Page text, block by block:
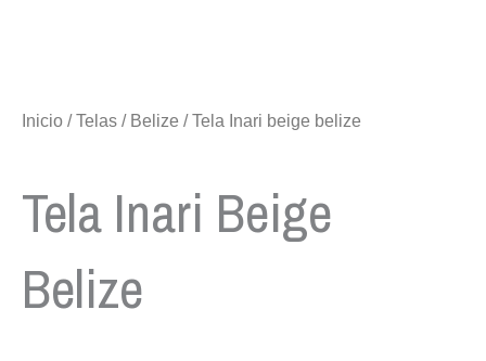
Inicio /Telas / Belize / Tela Inari beige belize
Tela Inari Beige
Belize